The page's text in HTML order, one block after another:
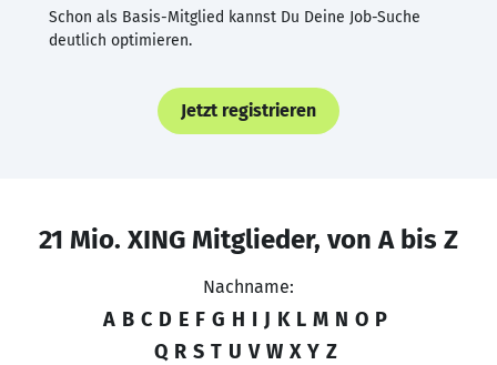
Schon als Basis-Mitglied kannst Du Deine Job-Suche
deutlich optimieren.
Jetzt registrieren
21 Mio. XING Mitglieder, von A bis Z
Nachname:
A B C D E F G H I J K L M N O P
Q R S T U V W X Y Z